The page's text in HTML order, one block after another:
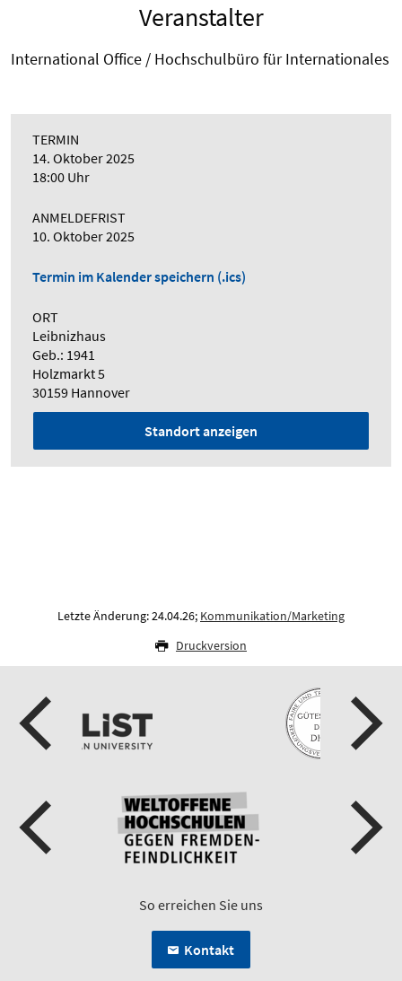
Veranstalter
International Office / Hochschulbüro für Internationales
TERMIN
14. Oktober 2025
18:00 Uhr
ANMELDEFRIST
10. Oktober 2025
Termin im Kalender speichern (.ics)
ORT
Leibnizhaus
Geb.: 1941
Holzmarkt 5
30159 Hannover
Standort anzeigen
Letzte Änderung: 24.04.26; Kommunikation/Marketing
Druckversion
So erreichen Sie uns
Kontakt